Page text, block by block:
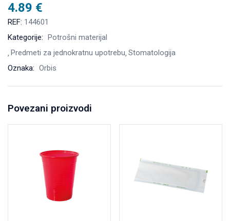
4.89 €
REF: 144601
Kategorije: Potrošni materijal
Predmeti za jednokratnu upotrebu Stomatologija
Oznaka: Orbis
Povezani proizvodi